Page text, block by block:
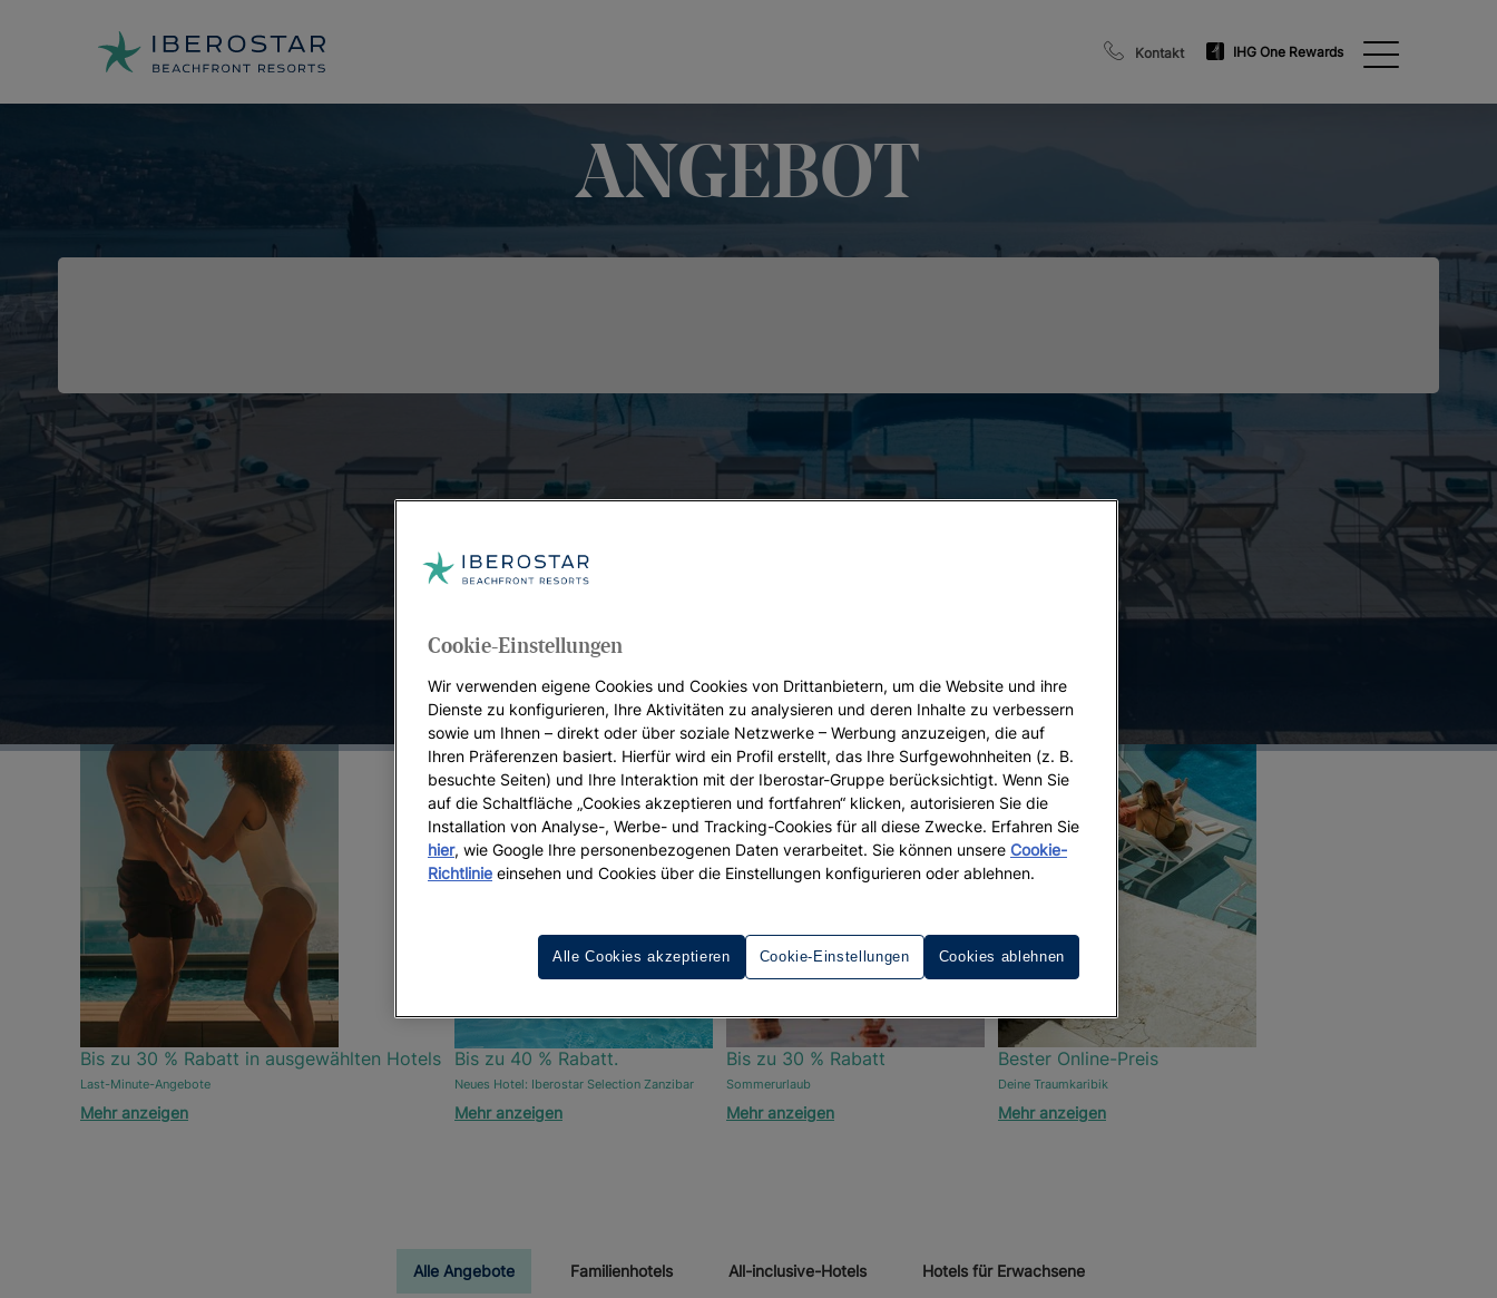
Kontakt IHG One Rewards
ANGEBOT
Top-Angebote:
Bis zu 30 % Rabatt in ausgewählten Hotels
Last-Minute-Angebote
Mehr anzeigen
Bis zu 40 % Rabatt.
Neues Hotel: Iberostar Selection Zanzibar
Mehr anzeigen
Bis zu 30 % Rabatt
Sommerurlaub
Mehr anzeigen
Bester Online-Preis
Deine Traumkaribik
Mehr anzeigen
Alle Angebote Familienhotels All-inclusive-Hotels Hotels für Erwachsene
Cookie-Einstellungen
Wir verwenden eigene Cookies und Cookies von Drittanbietern, um die Website und ihre
Dienste zu konfigurieren, Ihre Aktivitäten zu analysieren und deren Inhalte zu verbessern
sowie um Ihnen – direkt oder über soziale Netzwerke – Werbung anzuzeigen, die auf
Ihren Präferenzen basiert. Hierfür wird ein Profil erstellt, das Ihre Surfgewohnheiten (z. B.
besuchte Seiten) und Ihre Interaktion mit der Iberostar-Gruppe berücksichtigt. Wenn Sie
auf die Schaltfläche „Cookies akzeptieren und fortfahren“ klicken, autorisieren Sie die
Installation von Analyse-, Werbe- und Tracking-Cookies für all diese Zwecke. Erfahren Sie
hier, wie Google Ihre personenbezogenen Daten verarbeitet. Sie können unsere Cookie-
Richtlinie einsehen und Cookies über die Einstellungen konfigurieren oder ablehnen.
Cookie-Einstellungen Cookies ablehnen
Alle Cookies akzeptieren